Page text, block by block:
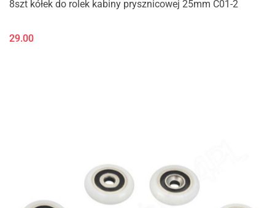
8szt kółek do rolek kabiny prysznicowej 25mm C01-2
29.00